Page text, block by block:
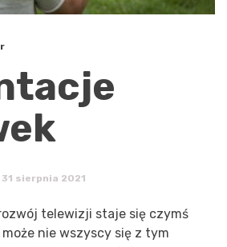
31 sierpnia 2021
telewizji staje się czymś
nie wszyscy się z tym